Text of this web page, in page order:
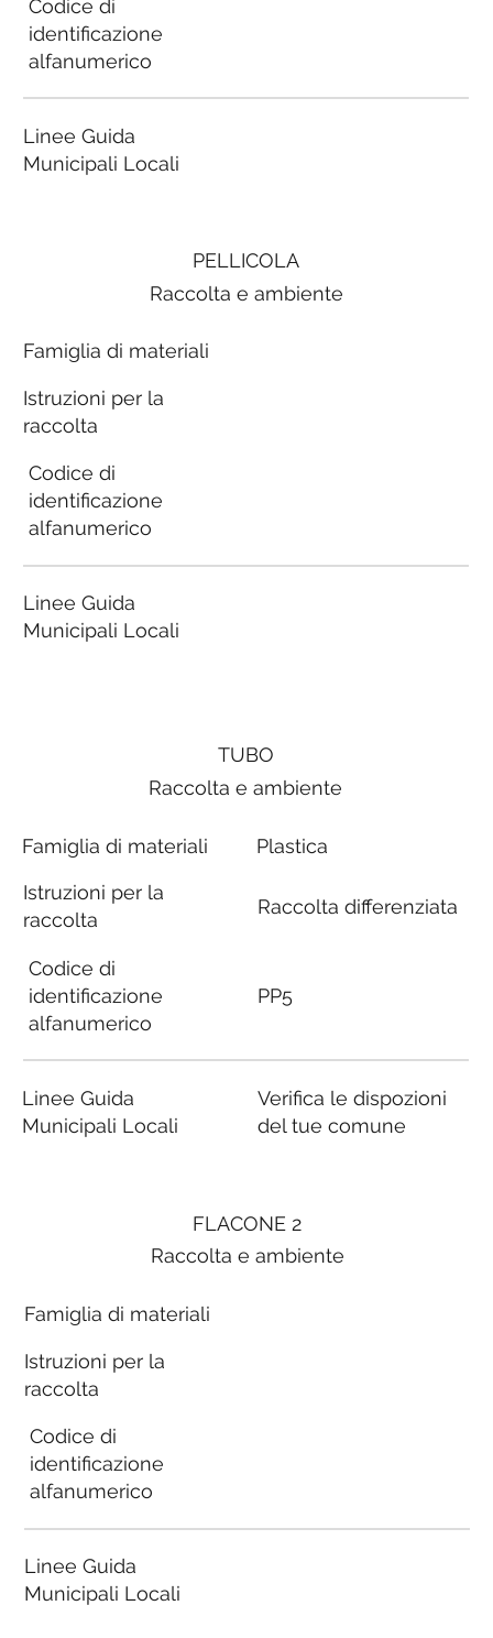
PELLICOLA
Raccolta e ambiente
Famiglia di materiali
Istruzioni per la
raccolta
Codice di
identificazione
alfanumerico
Linee Guida
Municipali Locali
FLACONE 2
Raccolta e ambiente
Famiglia di materiali
Istruzioni per la
raccolta
Codice di
identificazione
alfanumerico
Linee Guida
Municipali Locali
Codice di
identificazione
alfanumerico
Linee Guida
Municipali Locali
TUBO
Raccolta e ambiente
Famiglia di materiali
Istruzioni per la
raccolta
Codice di
identificazione
alfanumerico
Linee Guida
Municipali Locali
Plastica
Raccolta differenziata
PP5
Verifica le dispozioni
del tue comune